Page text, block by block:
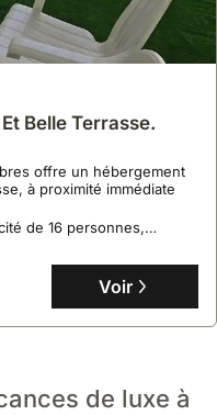
Privée à Oran
villa exclusive propose un
accueillir jusqu'à 12
des espaces extérieurs
Belle Terrasse.
offre un hébergement
à proximité immédiate
de 16 personnes,
et d'un parking
Voir
de luxe à